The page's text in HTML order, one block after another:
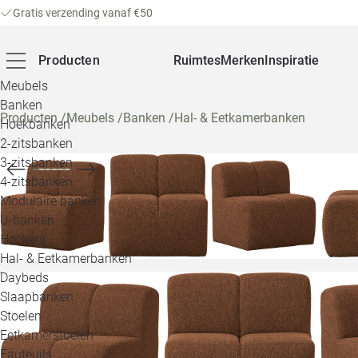
Gratis verzending vanaf €50
Producten
Meubels
Banken
Hoekbanken
2-zitsbanken
3-zitsbanken
4-zitsbanken
Modulaire banken
U-banken
Hockers
Hal- & Eetkamerbanken
Daybeds
Slaapbanken
Stoelen
Eetkamerstoelen
Fauteuils
RuimtesMerkenInspiratie
Producten/Meubels /Banken /Hal- & Eetkamerbanken